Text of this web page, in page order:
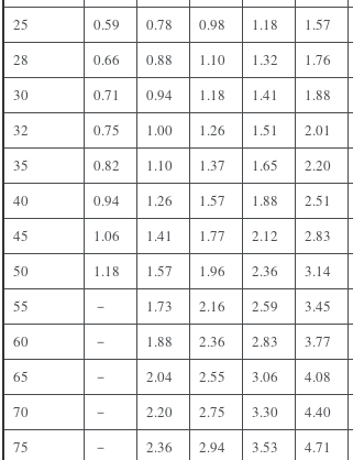
25
0.59 0.78 0.98 1.18 1.57
28
0.66 0.88 1.10 1.32 1.76
30
0.71 0.94 1.18 1.41 1.88
32
0.75 1.00 1.26 1.51 2.01
35
0.82 1.10 1.37 1.65 2.20
40
0.94 1.26 1.57 1.88 2.51
45
1.06 1.41 1.77 2.12 2.83
50
1.18 1.57 1.96 2.36 3.14
55
－ 1.73 2.16 2.59 3.45
60
－ 1.88 2.36 2.83 3.77
65
－ 2.04 2.55 3.06 4.08
70
－ 2.20 2.75 3.30 4.40
75
－ 2.36 2.94 3.53 4.71